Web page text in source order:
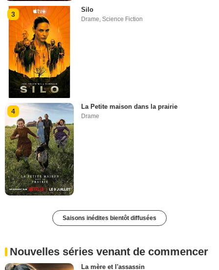
3
Silo
Drame,Science Fiction
4
La Petite maison dans la prairie
Drame
Saisons inédites bientôt diffusées
Nouvelles séries venant de commencer
La mère et l'assassin